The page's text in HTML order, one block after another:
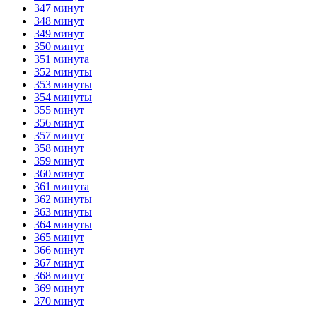
347 минут
348 минут
349 минут
350 минут
351 минута
352 минуты
353 минуты
354 минуты
355 минут
356 минут
357 минут
358 минут
359 минут
360 минут
361 минута
362 минуты
363 минуты
364 минуты
365 минут
366 минут
367 минут
368 минут
369 минут
370 минут